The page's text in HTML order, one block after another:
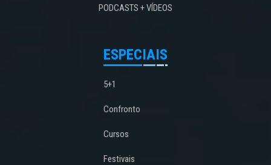
PODCASTS + VÍDEOS
ESPECIAIS
5+1
Confronto
Cursos
Festivais